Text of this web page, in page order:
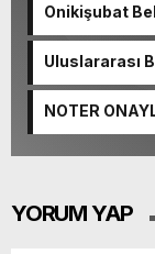
Onikişubat
Uluslararası
NOTER
YORUM YAP